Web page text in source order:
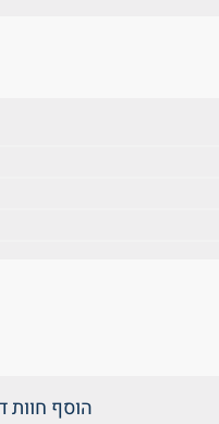
הוסף חוות